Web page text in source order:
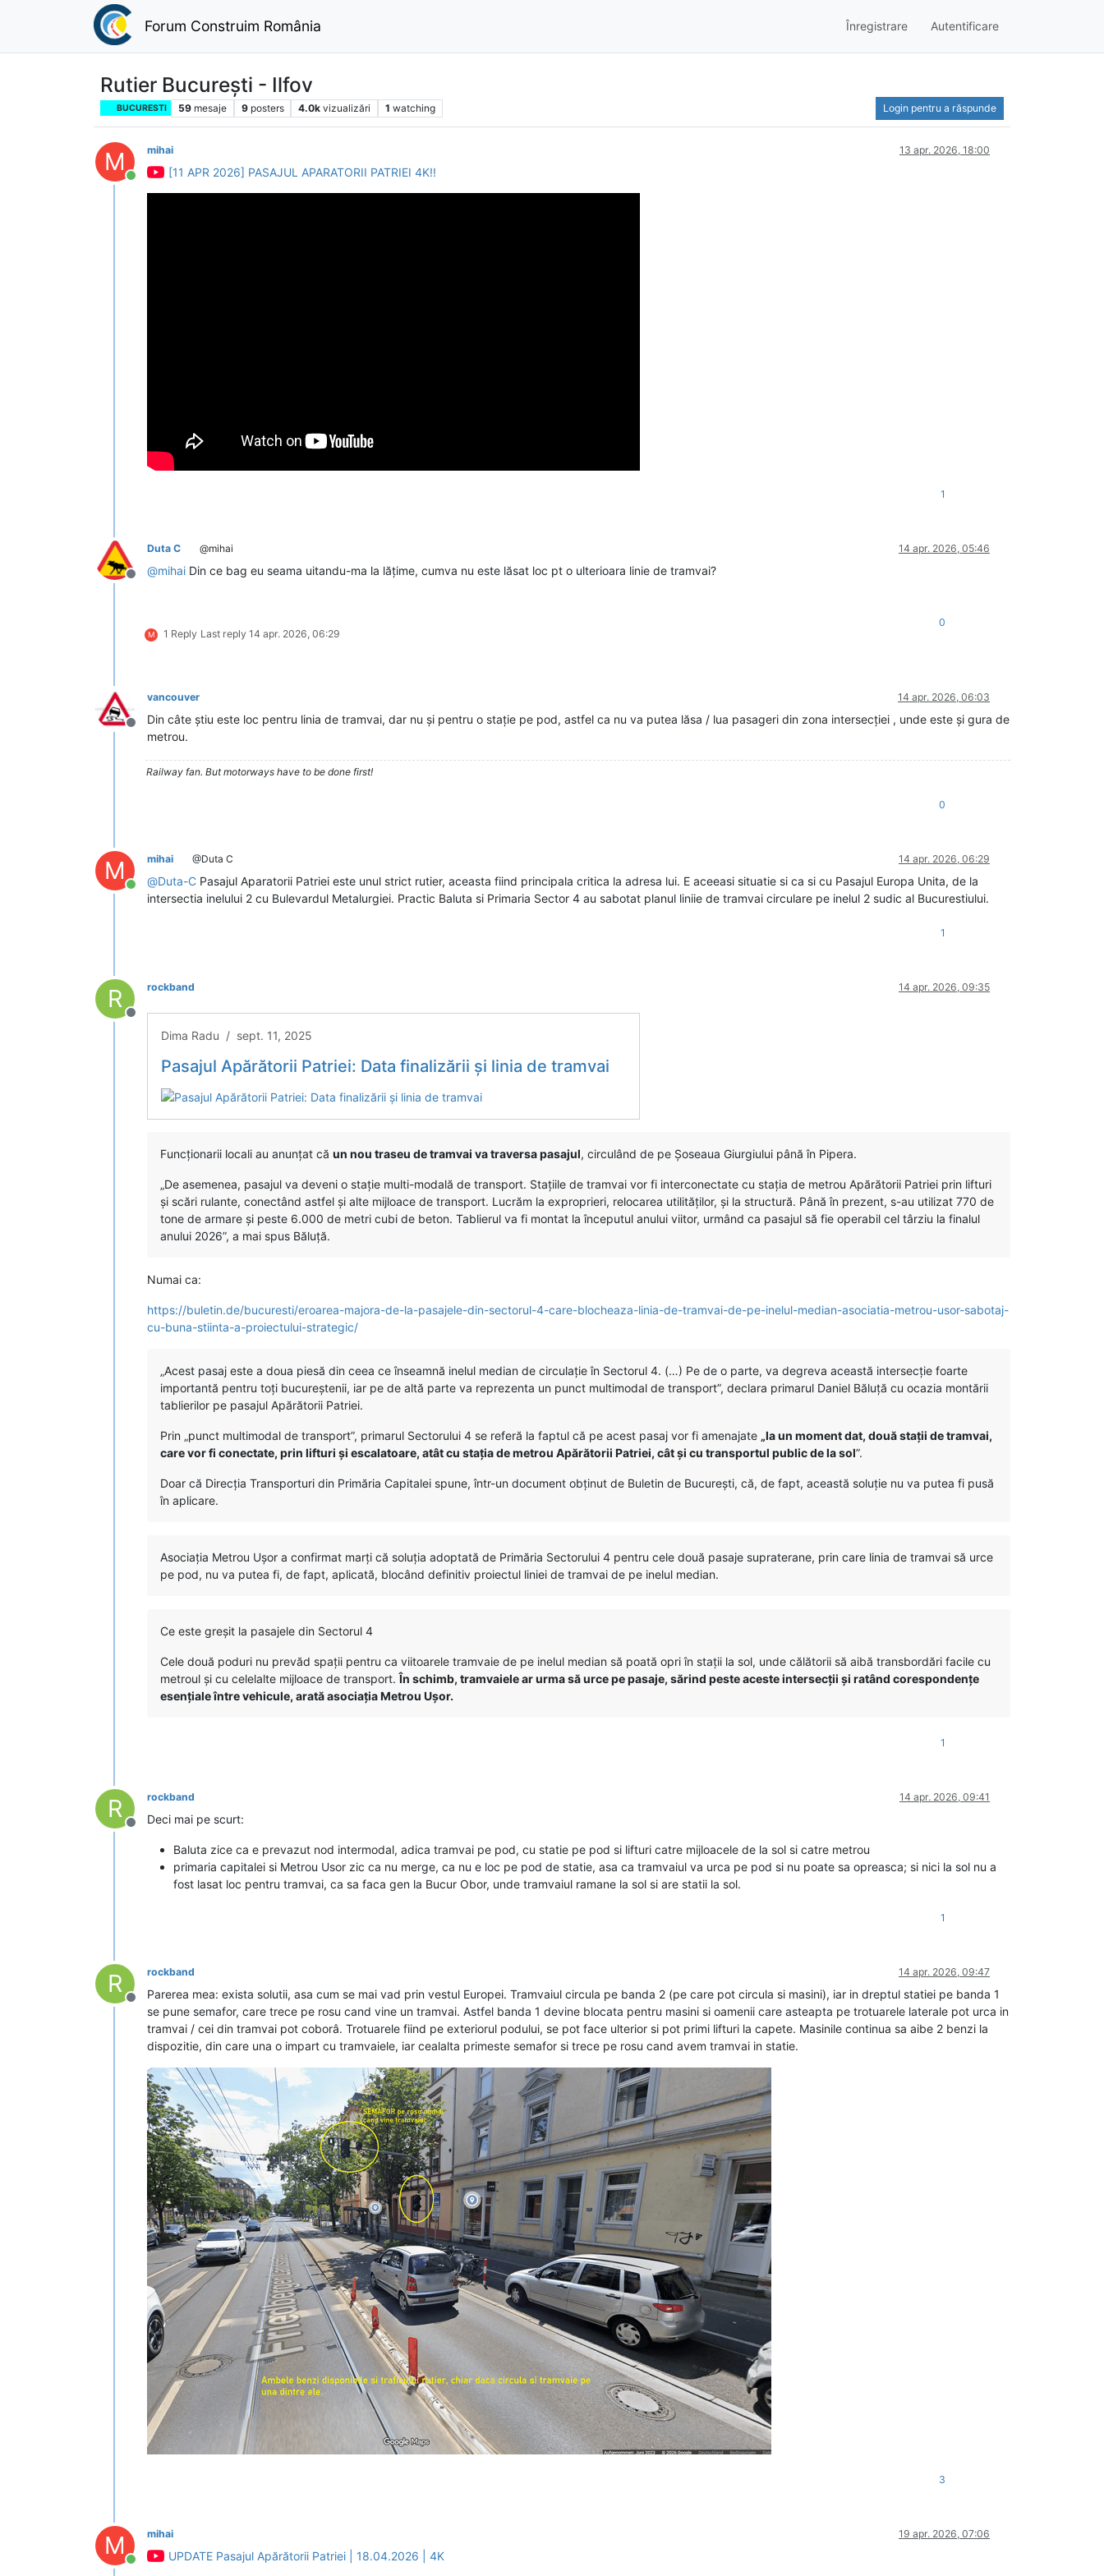
Forum Construim România Înregistrare Autentificare
Rutier București - Ilfov
BUCURESTI 59 mesaje 9 posters 4.0k vizualizări 1 watching Login pentru a răspunde
M
Conectat
mihai 13 apr. 2026, 18:00
[11 APR 2026] PASAJUL APARATORII PATRIEI 4K!!
1
Deconectat
Duta C @mihai 14 apr. 2026, 05:46
@mihai Din ce bag eu seama uitandu-ma la lățime, cumva nu este lăsat loc pt o ulterioara linie de tramvai?
M 1 Reply Last reply 14 apr. 2026, 06:29
0
Deconectat
vancouver 14 apr. 2026, 06:03
Din câte știu este loc pentru linia de tramvai, dar nu și pentru o stație pe pod, astfel ca nu va putea lăsa / lua pasageri din zona intersecției , unde este și gura de
metrou.
Railway fan. But motorways have to be done first!
0
M
Conectat
mihai @Duta C 14 apr. 2026, 06:29
@Duta-C Pasajul Aparatorii Patriei este unul strict rutier, aceasta fiind principala critica la adresa lui. E aceeasi situatie si ca si cu Pasajul Europa Unita, de la
intersectia inelului 2 cu Bulevardul Metalurgiei. Practic Baluta si Primaria Sector 4 au sabotat planul liniie de tramvai circulare pe inelul 2 sudic al Bucurestiului.
1
R
Deconectat
rockband 14 apr. 2026, 09:35
Dima Radu / sept. 11, 2025
Pasajul Apărătorii Patriei: Data finalizării și linia de tramvai
Funcționarii locali au anunțat că un nou traseu de tramvai va traversa pasajul, circulând de pe Șoseaua Giurgiului până în Pipera.
„De asemenea, pasajul va deveni o stație multi-modală de transport. Stațiile de tramvai vor fi interconectate cu stația de metrou Apărătorii Patriei prin lifturi
și scări rulante, conectând astfel și alte mijloace de transport. Lucrăm la exproprieri, relocarea utilităților, și la structură. Până în prezent, s-au utilizat 770 de
tone de armare și peste 6.000 de metri cubi de beton. Tablierul va fi montat la începutul anului viitor, urmând ca pasajul să fie operabil cel târziu la finalul
anului 2026”, a mai spus Băluţă.
Numai ca:
https://buletin.de/bucuresti/eroarea-majora-de-la-pasajele-din-sectorul-4-care-blocheaza-linia-de-tramvai-de-pe-inelul-median-asociatia-metrou-usor-sabotaj-
cu-buna-stiinta-a-proiectului-strategic/
„Acest pasaj este a doua piesă din ceea ce înseamnă inelul median de circulație în Sectorul 4. (…) Pe de o parte, va degreva această intersecție foarte
importantă pentru toți bucureștenii, iar pe de altă parte va reprezenta un punct multimodal de transport”, declara primarul Daniel Băluță cu ocazia montării
tablierilor pe pasajul Apărătorii Patriei.
Prin „punct multimodal de transport”, primarul Sectorului 4 se referă la faptul că pe acest pasaj vor fi amenajate „la un moment dat, două stații de tramvai,
care vor fi conectate, prin lifturi și escalatoare, atât cu stația de metrou Apărătorii Patriei, cât și cu transportul public de la sol”.
Doar că Direcția Transporturi din Primăria Capitalei spune, într-un document obținut de Buletin de București, că, de fapt, această soluție nu va putea fi pusă
în aplicare.
Asociația Metrou Ușor a confirmat marți că soluția adoptată de Primăria Sectorului 4 pentru cele două pasaje supraterane, prin care linia de tramvai să urce
pe pod, nu va putea fi, de fapt, aplicată, blocând definitiv proiectul liniei de tramvai de pe inelul median.
Ce este greșit la pasajele din Sectorul 4
Cele două poduri nu prevăd spații pentru ca viitoarele tramvaie de pe inelul median să poată opri în stații la sol, unde călătorii să aibă transbordări facile cu
metroul și cu celelalte mijloace de transport.În schimb, tramvaiele ar urma să urce pe pasaje, sărind peste aceste intersecții și ratând corespondențe
esențiale între vehicule, arată asociația Metrou Ușor.
1
R
Deconectat
rockband 14 apr. 2026, 09:41
Deci mai pe scurt:
Baluta zice ca e prevazut nod intermodal, adica tramvai pe pod, cu statie pe pod si lifturi catre mijloacele de la sol si catre metrou
primaria capitalei si Metrou Usor zic ca nu merge, ca nu e loc pe pod de statie, asa ca tramvaiul va urca pe pod si nu poate sa opreasca; si nici la sol nu a
fost lasat loc pentru tramvai, ca sa faca gen la Bucur Obor, unde tramvaiul ramane la sol si are statii la sol.
1
R
Deconectat
rockband 14 apr. 2026, 09:47
Parerea mea: exista solutii, asa cum se mai vad prin vestul Europei. Tramvaiul circula pe banda 2 (pe care pot circula si masini), iar in dreptul statiei pe banda 1
se pune semafor, care trece pe rosu cand vine un tramvai. Astfel banda 1 devine blocata pentru masini si oamenii care asteapta pe trotuarele laterale pot urca in
tramvai / cei din tramvai pot coborâ. Trotuarele fiind pe exteriorul podului, se pot face ulterior si pot primi lifturi la capete. Masinile continua sa aibe 2 benzi la
dispozitie, din care una o impart cu tramvaiele, iar cealalta primeste semafor si trece pe rosu cand avem tramvai in statie.
3
M
Conectat
mihai 19 apr. 2026, 07:06
UPDATE Pasajul Apărătorii Patriei | 18.04.2026 | 4K